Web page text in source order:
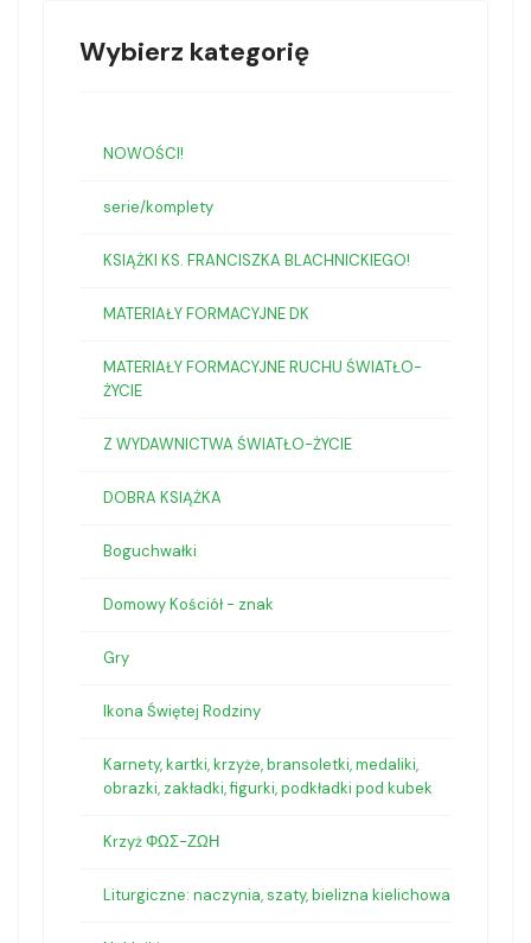
Wybierz kategorię
NOWOŚCI!
serie/komplety
KSIĄŻKI KS. FRANCISZKA BLACHNICKIEGO!
MATERIAŁY FORMACYJNE DK
MATERIAŁY FORMACYJNE RUCHU ŚWIATŁO-
ŻYCIE
Z WYDAWNICTWA ŚWIATŁO-ŻYCIE
DOBRA KSIĄŻKA
Boguchwałki
Domowy Kościół - znak
Gry
Ikona Świętej Rodziny
Karnety, kartki, krzyże, bransoletki, medaliki,
obrazki, zakładki, figurki, podkładki pod kubek
Krzyż ΦΩΣ-ΖΩΗ
Liturgiczne: naczynia, szaty, bielizna kielichowa